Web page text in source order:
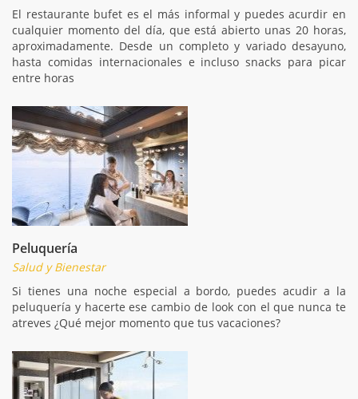
El restaurante bufet es el más informal y puedes acurdir en
cualquier momento del día, que está abierto unas 20 horas,
aproximadamente. Desde un completo y variado desayuno,
hasta comidas internacionales e incluso snacks para picar
entre horas
Peluquería
Salud y Bienestar
Si tienes una noche especial a bordo, puedes acudir a la
peluquería y hacerte ese cambio de look con el que nunca te
atreves ¿Qué mejor momento que tus vacaciones?